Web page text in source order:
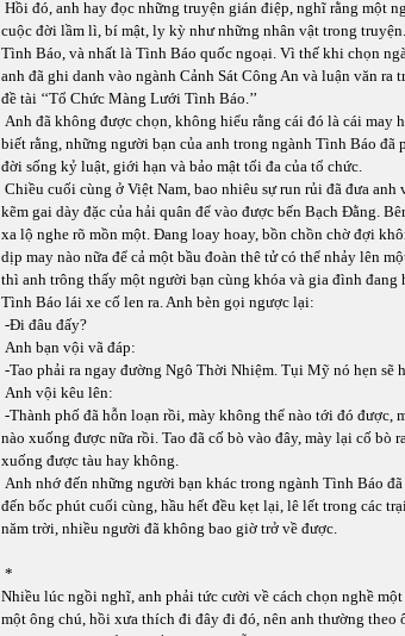
Hồi đó, anh hay đọc những truyện gián điệp, nghĩ rằng một
cuộc đời lầm lì, bí mật, ly kỳ như những nhân vật trong
Tình Báo, và nhất là Tình Báo quốc ngoại. Vì thế khi chọn
anh đã ghi danh vào ngành Cảnh Sát Công An và luận văn ra
đề tài ‘‘Tổ Chức Màng Lưới Tình Báo.’’
Anh đã không được chọn, không hiểu rằng cái đó là cái may
biết rằng, những người bạn của anh trong ngành Tình Báo
đời sống kỷ luật, giới hạn và bảo mật tối đa của tổ chức.
Chiều cuối cùng ở Việt Nam, bao nhiêu sự run rủi đã đưa
kẽm gai dày đặc của hải quân để vào được bến Bạch Đằng.
xa lộ nghe rõ mồn một. Đang loay hoay, bồn chồn chờ đợi
dịp may nào nữa để cả một bầu đoàn thê tử có thể nhảy lên
thì anh trông thấy một người bạn cùng khóa và gia đình đang
Tình Báo lái xe cố len ra. Anh bèn gọi ngược lại:
-Đi đâu đấy?
Anh bạn vội vã đáp:
-Tao phải ra ngay đường Ngô Thời Nhiệm. Tụi Mỹ nó hẹn sẽ
Anh vội kêu lên:
-Thành phố đã hỗn loạn rồi, mày không thể nào tới đó được,
nào xuống được nữa rồi. Tao đã cố bò vào đây, mày lại cố bò
xuống được tàu hay không.
Anh nhớ đến những người bạn khác trong ngành Tình Báo
đến bốc phút cuối cùng, hầu hết đều kẹt lại, lê lết trong các
năm trời, nhiều người đã không bao giờ trở về được.
*
Nhiều lúc ngồi nghĩ, anh phải tức cười về cách chọn nghề
một ông chú, hồi xưa thích đi đây đi đó, nên anh thường theo